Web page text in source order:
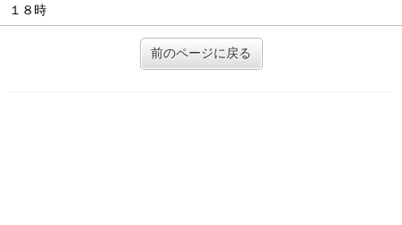
１８時
前のページに戻る